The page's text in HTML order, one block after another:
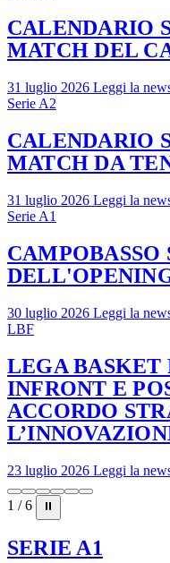
CALENDARIO
MATCH DEL
31 luglio 2026 Leggi la
Serie A2
CALENDARIO
MATCH DA
31 luglio 2026 Leggi la
Serie A1
CAMPOBASSO
30 luglio 2026 Leggi la
LBF
LEGA
INFRONT E
ACCORDO
23 luglio 2026 Leggi la
1 / 6 ⏸
SERIE A1